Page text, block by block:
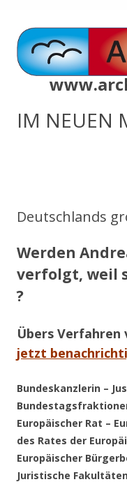
IM NEUEN
Deutschlands
Werden
verfolgt, weil
?
Übers Verfahren
jetzt
Bundeskanzlerin –
Europäischer Rat –
des Rates der
Europäischer
Juristische